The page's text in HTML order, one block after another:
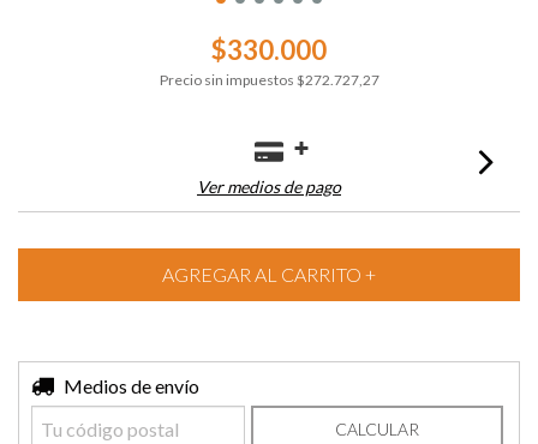
$330.000
Precio sin impuestos $272.727,27
Ver medios de pago
Entregas para el CP:
Medios de envío
CALCULAR